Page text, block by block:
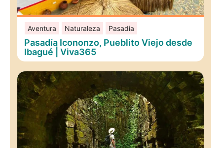
Aventura Naturaleza Pasadia
Pasadía Icononzo, Pueblito Viejo desde
Ibagué | Viva365